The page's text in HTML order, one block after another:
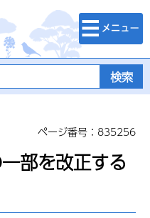
検索・メニュ
ー
ページ番号：835256
部を改正する